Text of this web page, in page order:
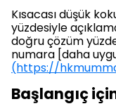
Kısacası düşük
yüzdesiyle
doğru çözüm
numara [daha
(https://
Başlangıç